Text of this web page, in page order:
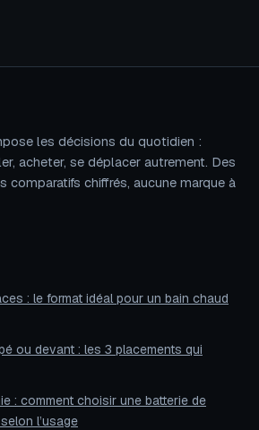
les décisions du quotidien :
acheter, se déplacer autrement. Des
comparatifs chiffrés, aucune marque à
: le format idéal pour un bain chaud
ou devant : les 3 placements qui
: comment choisir une batterie de
l’usage